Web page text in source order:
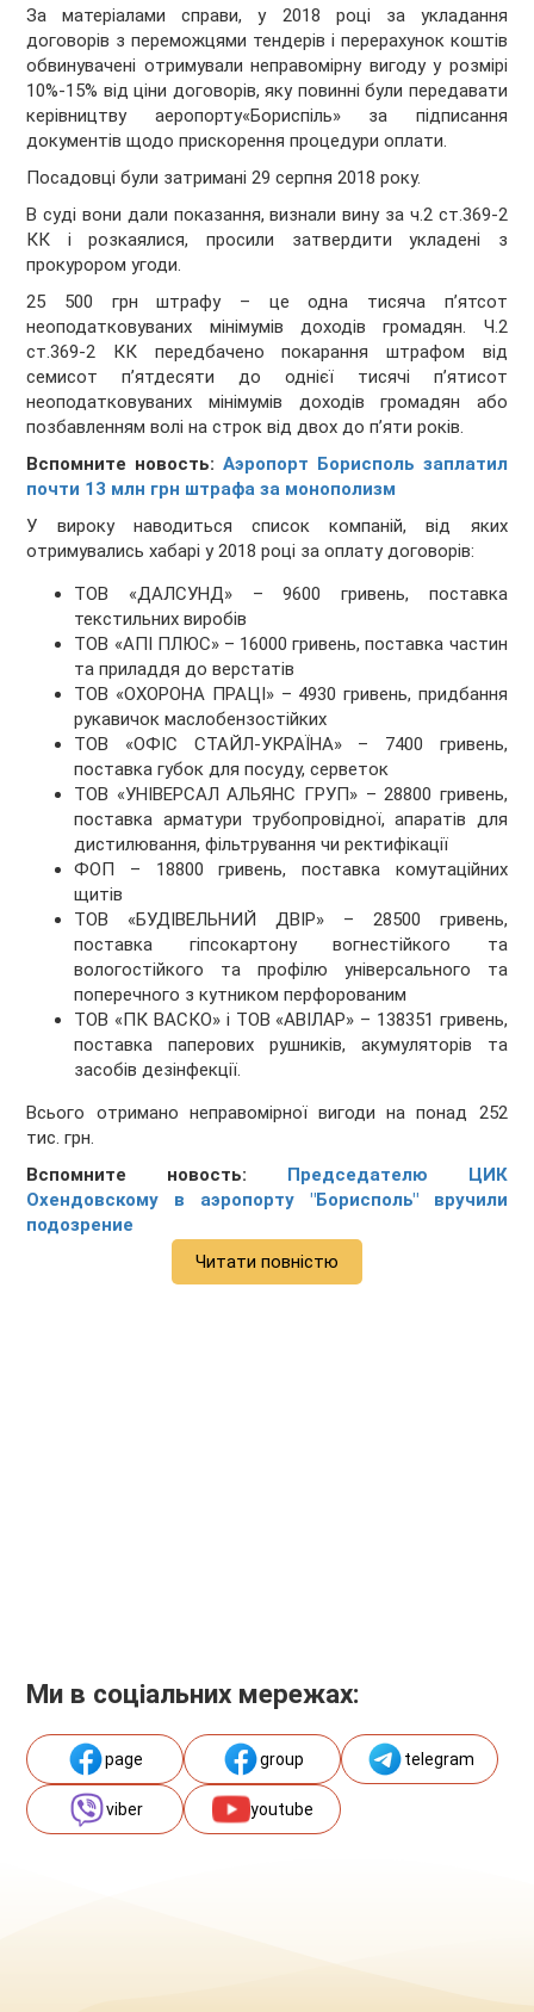
За матеріалами справи, у 2018 році за укладання
договорів з переможцями тендерів і перерахунок коштів
обвинувачені отримували неправомірну вигоду у розмірі
10%-15% від ціни договорів, яку повинні були передавати
керівництву аеропорту«Бориспіль» за підписання
документів щодо прискорення процедури оплати.
Посадовці були затримані 29 серпня 2018 року.
В суді вони дали показання, визнали вину за ч.2 ст.369-2
КК і розкаялися, просили затвердити укладені з
прокурором угоди.
25 500 грн штрафу – це одна тисяча п’ятсот
неоподатковуваних мінімумів доходів громадян. Ч.2
ст.369-2 КК передбачено покарання штрафом від
семисот п’ятдесяти до однієї тисячі п’ятисот
неоподатковуваних мінімумів доходів громадян або
позбавленням волі на строк від двох до п’яти років.
Вспомните новость: Аэропорт Борисполь заплатил
почти 13 млн грн штрафа за монополизм
У вироку наводиться список компаній, від яких
отримувались хабарі у 2018 році за оплату договорів:
ТОВ «ДАЛСУНД» – 9600 гривень, поставка
текстильних виробів
ТОВ «АПІ ПЛЮС» – 16000 гривень, поставка частин
та приладдя до верстатів
ТОВ «ОХОРОНА ПРАЦІ» – 4930 гривень, придбання
рукавичок маслобензостійких
ТОВ «ОФІС СТАЙЛ-УКРАЇНА» – 7400 гривень,
поставка губок для посуду, серветок
ТОВ «УНІВЕРСАЛ АЛЬЯНС ГРУП» – 28800 гривень,
поставка арматури трубопровідної, апаратів для
дистилювання, фільтрування чи ректифікації
ФОП – 18800 гривень, поставка комутаційних
щитів
ТОВ «БУДІВЕЛЬНИЙ ДВІР» – 28500 гривень,
поставка гіпсокартону вогнестійкого та
вологостійкого та профілю універсального та
поперечного з кутником перфорованим
ТОВ «ПК ВАСКО» і ТОВ «АВІЛАР» – 138351 гривень,
поставка паперових рушників, акумуляторів та
засобів дезінфекції.
Всього отримано неправомірної вигоди на понад 252
тис. грн.
Вспомните новость: Председателю ЦИК
Охендовскому в аэропорту "Борисполь" вручили
подозрение
Читати повністю
Ми в соціальних мережах:
page group telegram
viber youtube